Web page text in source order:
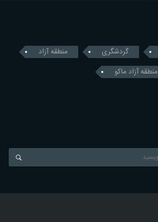
گردشگری
منطقه آزاد
منطقه آزاد ماکو